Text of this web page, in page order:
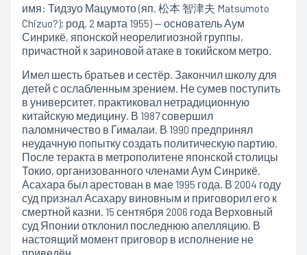
имя: Тидзуо Мацумото (яп. 松本 智津夫 Matsumoto
Chizuo?); род. 2 марта 1955) — основатель Аум
Синрикё, японской неорелигиозной группы,
причастной к зариновой атаке в токийском метро.
Имел шесть братьев и сестёр. Закончил школу для
детей с ослабленным зрением. Не сумев поступить
в университет, практиковал нетрадиционную
китайскую медицину. В 1987 совершил
паломничество в Гималаи. В 1990 предпринял
неудачную попытку создать политическую партию.
После теракта в метрополитене японской столицы
Токио, организованного членами Аум Синрикё,
Асахара был арестован в мае 1995 года. В 2004 году
суд признал Асахару виновным и приговорил его к
смертной казни. 15 сентября 2006 года Верховный
суд Японии отклонил последнюю апелляцию. В
настоящий момент приговор в исполнение не